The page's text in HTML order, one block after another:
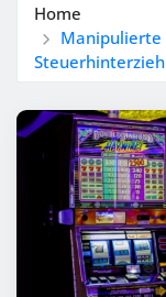
Home
Manipulierte